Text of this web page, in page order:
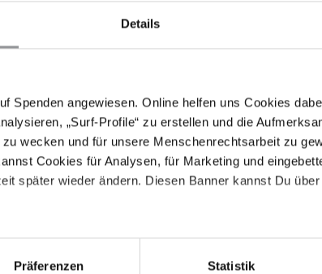
Details
Spenden angewiesen. Online helfen uns Cookies
„Surf-Profile“ zu erstellen und die
wecken und für unsere Menschenrechtsarbeit zu
Cookies für Analysen, für Marketing und
später wieder ändern. Diesen Banner kannst Du
Präferenzen Statistik
Drucken